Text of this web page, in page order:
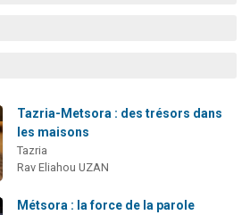
Tazria-Metsora : des trésors dans
les maisons
Tazria
Rav Eliahou UZAN
Métsora : la force de la parole